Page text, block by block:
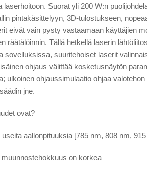
laserhoitoon. Suorat yli 200 W:n
pintakäsittelyyn, 3D-tulostukseen,
eivät vain pysty vastaamaan käyttäjien
räätälöinnin. Tällä hetkellä laserin
sovelluksissa, suuritehoiset laserit
ohjaus välittää kosketusnäytön
ulkoinen ohjaussimulaatio ohjaa
jne.
ovat?
useita aallonpituuksia [785 nm, 808 nm,
on korkea